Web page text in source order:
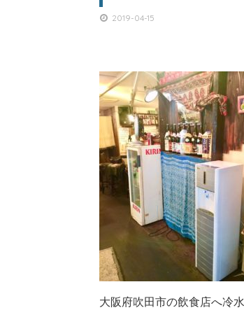
2019-04-15
大阪府吹田市の飲食店へ冷